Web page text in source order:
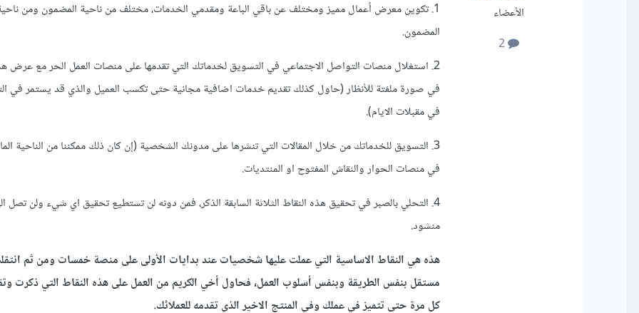
الأعضاء
2
1. تكوين معرض أعمال مميز ومختلف عن باقي الباعة ومقدمي الخدمات، مختلف من ناحية المضمون ومن
المضمون.
2. استغلال منصات التواصل الاجتماعي في التسويق لخدماتك التي تقدمها على منصات العمل الحر مع عرض
في صورة ملفتة للأنظار (حاول كذلك تقديم خدمات اضافية مجانية حتى تكسب العميل والذي قد يستمر في
في مقبلات الايام).
3. التسويق للخدماتك من خلال المقالات التي تنشرها على مدونك الشخصية (إن كان ذلك ممكننا من الناحية
في منصات الحوار والنقاش المفتوح او المنتديات.
4. التحلي بالصبر في تحقيق هذه النقاط الثلاثة السابقة الذكر، فمن دونه لن تستطيع تحقيق اي شيء ولن
منشود.
هذه هي النقاط الاساسية التي عملت عليها شخصيات عند بدايات الأولى على منصة خمسات ومن ثم
مستقل بنفس الطريقة وبنفس أسلوب العمل، فحاول أخي الكريم من العمل على هذه النقاط التي ذكرت
كل مرة حتى تتميز في عملك وفي المنتج الاخير الذي تقدمه للعملائك.